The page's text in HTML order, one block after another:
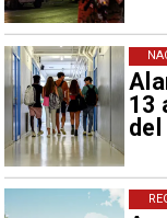
13
del